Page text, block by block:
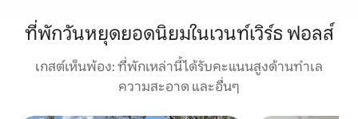
ที่พักวันหยุดยอดนิยมในเวนท์เวิร์ธ ฟอลส์
เกสต์เห็นพ้อง: ที่พักเหล่านี้ได้รับคะแนนสูงด้านทำเล
ความสะอาด และอื่นๆ